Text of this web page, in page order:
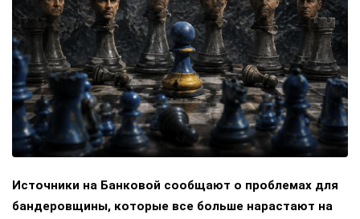
Источники на Банковой сообщают о проблемах для
бандеровщины, которые все больше нарастают на